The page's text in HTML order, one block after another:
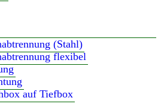
(Stahl)
flexibel
auf Tiefbox